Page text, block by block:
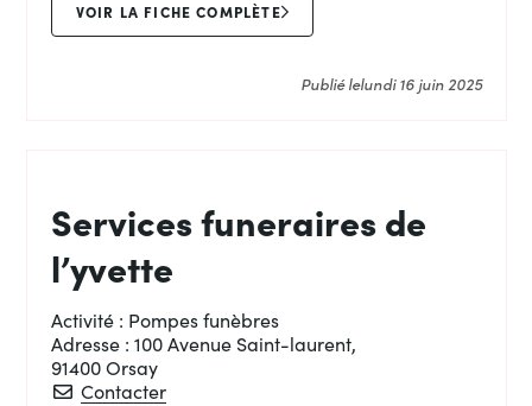
VOIR LA FICHE COMPLÈTE
Publié lelundi 16 juin 2025
Services funeraires de
l’yvette
Activité : Pompes funèbres
Adresse : 100 Avenue Saint-laurent,
91400 Orsay
ContacterServices funeraires de l’yvette